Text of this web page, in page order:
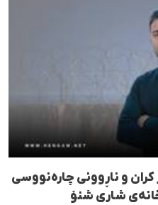
و ناڕوونی چارەنووسی
شاری شنۆ